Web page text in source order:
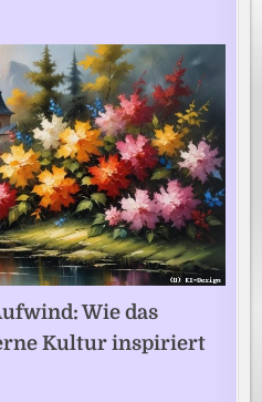
Wie das
Kultur inspiriert